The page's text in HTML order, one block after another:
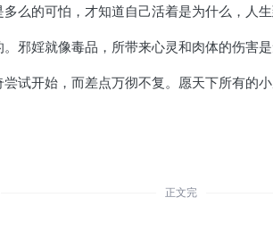
么的可怕，才知道自己活着是为什么，人生
邪婬就像毒品，所带来心灵和肉体的伤害
试开始，而差点万彻不复。愿天下所有的
正文完